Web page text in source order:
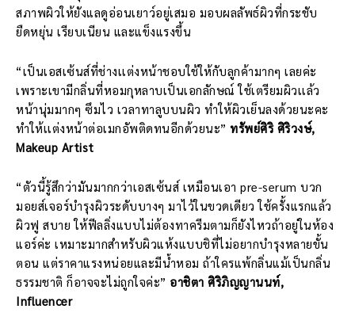
สภาพผิวให้ยังแลดูอ่อนเยาว์อยู่เสมอ มอบผลลัพธ์ผิวที่กระชับ
ยืดหยุ่น เรียบเนียน และแข็งแรงขึ้น
“เป็นเอสเซ้นส์ที่ช่างเเต่งหน้าชอบใช้ให้กับลูกค้ามากๆ เลยค่ะ
เพราะเขามีกลิ่นที่หอมกุหลาบเป็นเอกลักษณ์ ใช้เตรียมผิวเเล้ว
หน้านุ่มมากๆ ซึมไว เวลาทาลูบบนผิว ทำให้ผิวเย็นลงด้วยนะคะ
ทำให้เเต่งหน้าต่อเมกอัพติดทนอีกด้วยนะ” ทรัพย์ศิริ ศิริวงษ์,
Makeup Artist
“ตัวนี้รู้สึกว่ามันมากกว่าเอสเซ้นส์ เหมือนเอา pre-serum บวก
มอยส์เจอร์บำรุงผิวระดับบางๆ มาไว้ในขวดเดียว ใช้ครั้งแรกแล้ว
ผิวฟู สบาย ให้ฟีลลิ่งแบบไม่ต้องทาครีมตามก็ยังไหวถ้าอยู่ในห้อง
แอร์ค่ะ เหมาะมากสำหรับผิวแห้งแบบชิที่ไม่อยากบำรุงหลายขั้น
ตอน แต่ราคาแรงหน่อยและมีน้ำหอม ถ้าใครแพ้กลิ่นแม้เป็นกลิ่น
ธรรมชาติ ก็อาจจะไม่ถูกใจค่ะ” อาชิตา ศิริภิญญานนท์,
Influencer